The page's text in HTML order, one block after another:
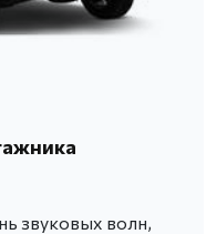
звуковых волн,